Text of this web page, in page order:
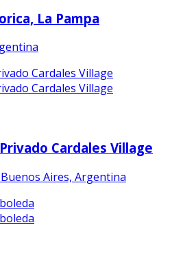
La Pampa
Cardales Village
Aires, Argentina